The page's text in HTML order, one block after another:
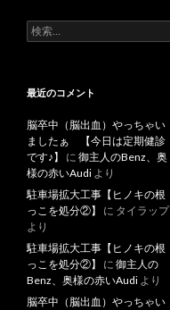
検
索
最近のコメント
脳卒中（脳出血）やっちゃい
ましたぁ 【今日は定期健診
です♪】
に 御主人のBenz、奥
様の赤いAudi より
駐車場拡大工事【ヒノキの根
っこを処分②】
に タイラップ
より
駐車場拡大工事【ヒノキの根
っこを処分②】
に 御主人の
Benz、奥様の赤いAudi より
脳卒中（脳出血）やっちゃい